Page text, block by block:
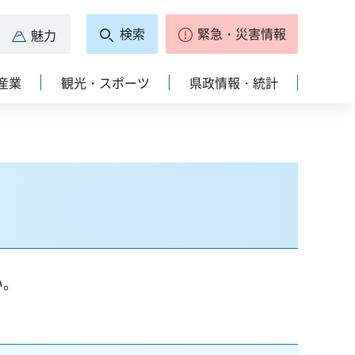
魅力 検索 緊急・災害情報
業 観光・スポーツ 県政情報・統計